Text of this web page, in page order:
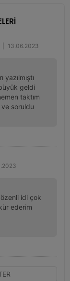
13.06.2023
geldi
taktım
soruldu
özenli idi çok
ederim